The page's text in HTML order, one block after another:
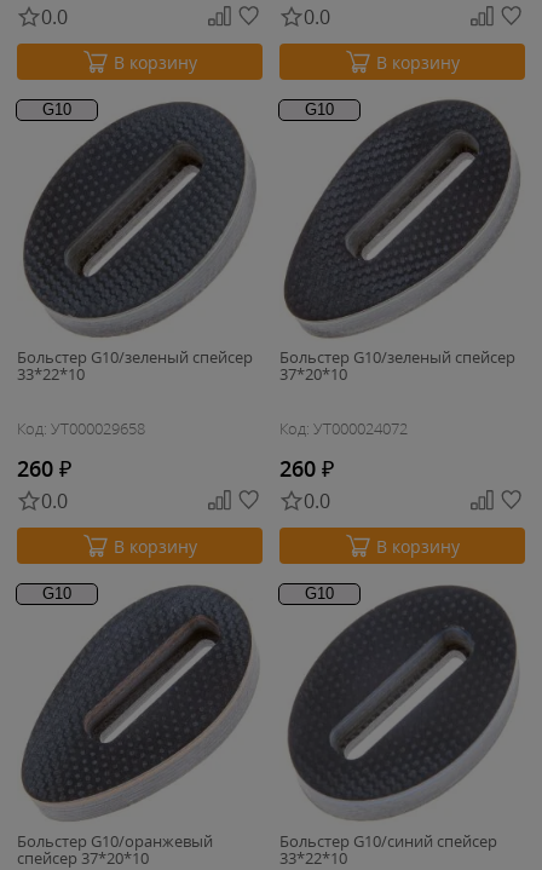
0.0
В корзину
0.0
В корзину
G10
Больстер G10/зеленый спейсер
33*22*10
Код: УТ000029658
260 ₽
0.0
В корзину
G10
Больстер G10/зеленый спейсер
37*20*10
Код: УТ000024072
260 ₽
0.0
В корзину
G10
Больстер G10/оранжевый
спейсер 37*20*10
G10
Больстер G10/синий спейсер
33*22*10